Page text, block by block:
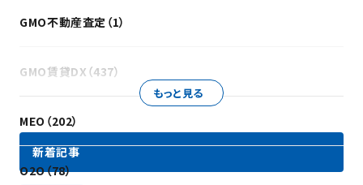
GMO不動産査定（1）
GMO賃貸DX（437）
MEO（202）
O2O（78）
もっと見る
新着記事